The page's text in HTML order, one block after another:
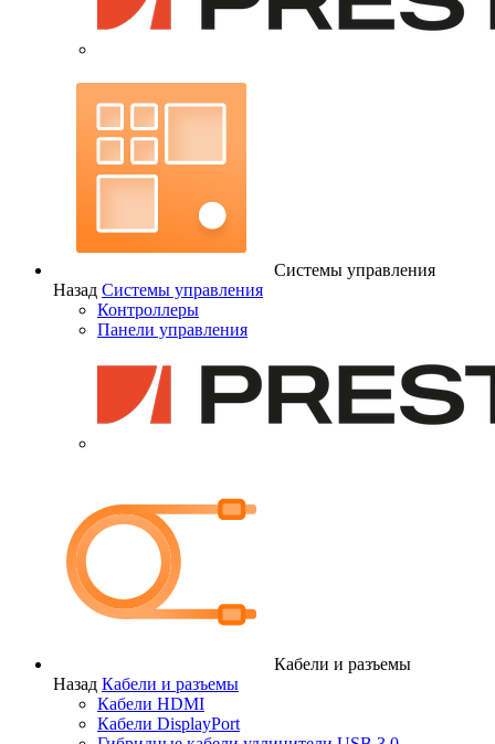
Системы управления
Назад Системы управления
Контроллеры
Панели управления
Кабели и разъемы
Назад Кабели и разъемы
Кабели HDMI
Кабели DisplayPort